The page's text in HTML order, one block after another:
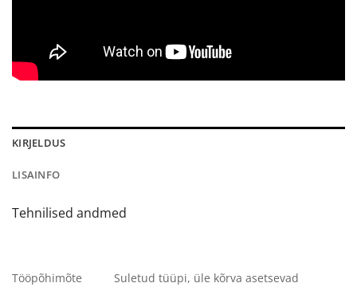
KIRJELDUS
LISAINFO
Tehnilised andmed
Tööpõhimõte Suletud tüüpi, üle kõrva asetsevad